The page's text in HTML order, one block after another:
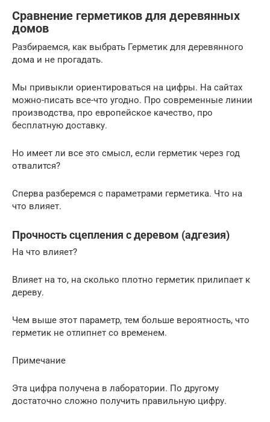
Сравнение герметиков для деревянных
домов
Разбираемся, как выбрать Герметик для деревянного
дома и не прогадать.
Мы привыкли ориентироваться на цифры. На сайтах
можно-писать все-что угодно. Про современные линии
производства, про европейское качество, про
бесплатную доставку.
Но имеет ли все это смысл, если герметик через год
отвалится?
Сперва разберемся с параметрами герметика. Что на
что влияет.
Прочность сцепления с деревом (адгезия)
На что влияет?
Влияет на то, на сколько плотно герметик прилипает к
дереву.
Чем выше этот параметр, тем больше вероятность, что
герметик не отлипнет со временем.
Примечание
Эта цифра получена в лаборатории. По другому
достаточно сложно получить правильную цифру.